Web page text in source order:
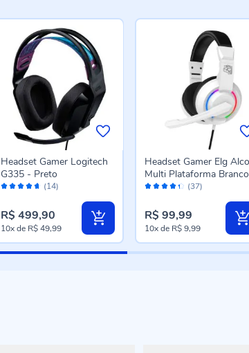
Avaliação: (14)
Headset Gamer Logitech
G335 - Preto
R$ 499,90
10xde R$ 49,99
Avaliação: (37)
Headset Gamer Elg Alcor
Multi Plataforma Branco
Led Rainbow
R$ 99,99
10xde R$ 9,99